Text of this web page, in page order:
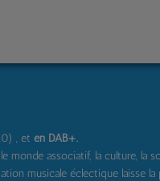
, et en DAB+.
associatif, la culture, la
musicale éclectique laisse